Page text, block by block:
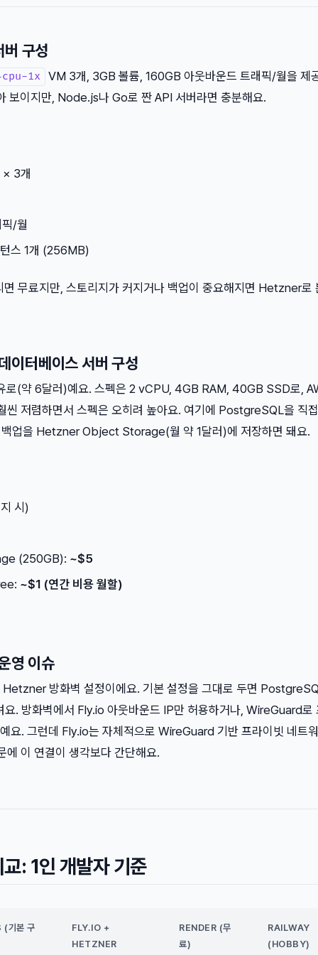
구성
1x
VM 3개, 3GB 볼륨, 160GB 아웃바운드 트래픽/월을 제
보이지만, Node.js나 Go로 짠 API 서버라면 충분해요.
3개
/월
스 1개 (256MB)
무료지만, 스토리지가 커지거나 백업이 중요해지면 Hetzner로
터베이스 서버 구성
(약 6달러)예요. 스펙은 2 vCPU, 4GB RAM, 40GB SSD로,
저렴하면서 스펙은 오히려 높아요. 여기에 PostgreSQL을 직접
업을 Hetzner Object Storage(월 약 1달러)에 저장하면 돼요.
시)
(250GB): ~$5
~$1 (연간 비용 월할)
영 이슈
Hetzner 방화벽 설정이에요. 기본 설정을 그대로 두면
. 방화벽에서 Fly.io 아웃바운드 IP만 허용하거나, WireGuard로
요. 그런데 Fly.io는 자체적으로 WireGuard 기반 프라이빗 네트
에 이 연결이 생각보다 간단해요.
: 1인 개발자 기준
(기본 구
FLY.IO +
HETZNER
RENDER (무
료)
RAILWAY
(HOBBY)